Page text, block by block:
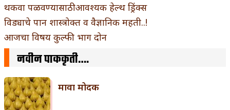
थकवा पळवण्यासाठी आवश्यक हेल्थ ड्रिंक्स
विड्याचे पान शास्त्रोक्त व वैज्ञानिक महती..!
आजचा विषय कुल्फी भाग दोन
नवीन पाककृती….
मावा मोदक